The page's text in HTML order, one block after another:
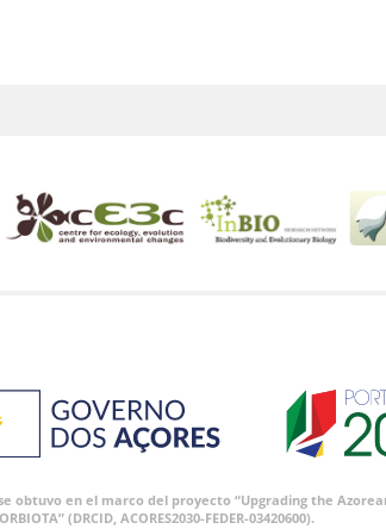
en el marco del proyecto “Upgrading the
(DRCID, ACORES2030-FEDER-03420600).